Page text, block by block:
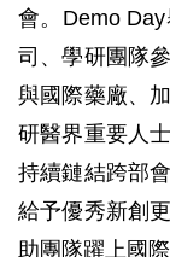
會。Demo
司、學研團隊
與國際藥廠、
研醫界重要人
持續鏈結跨部
給予優秀新創
助團隊躍上國際